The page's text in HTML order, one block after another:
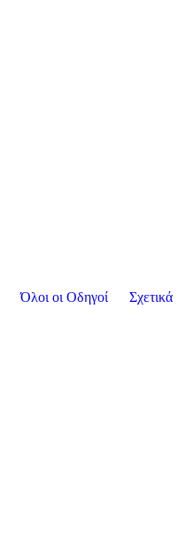
Όλοι οι Οδηγοί Σχετικά